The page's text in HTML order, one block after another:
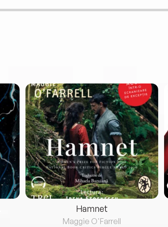
Hamnet
Maggie O'Farrell